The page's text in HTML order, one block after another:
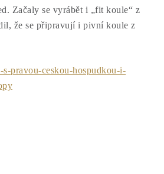
Začaly se vyrábět i „fit koule“ z
že se připravují i pivní koule z
pravou-ceskou-hospudkou-i-